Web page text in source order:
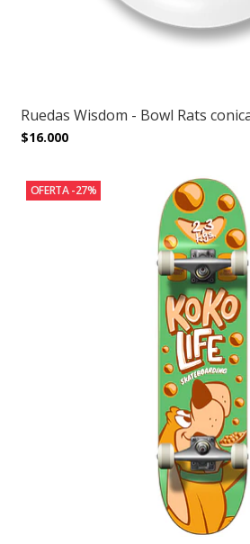
Ruedas Wisdom - Bowl Rats
$16.000
OFERTA -27%